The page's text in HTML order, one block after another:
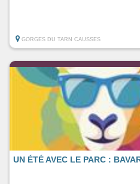
GORGES DU TARN CAUSSES
UN ÉTÉ AVEC LE PARC :